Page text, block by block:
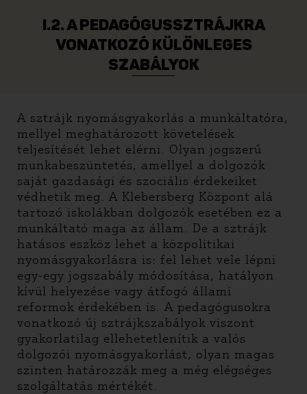
I.2. A PEDAGÓGUSSZTRÁJKRA
VONATKOZÓ KÜLÖNLEGES
SZABÁLYOK
A sztrájk nyomásgyakorlás a munkáltatóra,
mellyel meghatározott követelések
teljesítését lehet elérni. Olyan jogszerű
munkabeszüntetés, amellyel a dolgozók
saját gazdasági és szociális érdekeiket
védhetik meg. A Klebersberg Központ alá
tartozó iskolákban dolgozók esetében ez a
munkáltató maga az állam. De a sztrájk
hatásos eszköz lehet a közpolitikai
nyomásgyakorlásra is: fel lehet vele lépni
egy-egy jogszabály módosítása, hatályon
kívül helyezése vagy átfogó állami
reformok érdekében is. A pedagógusokra
vonatkozó új sztrájkszabályok viszont
gyakorlatilag ellehetetlenítik a valós
dolgozói nyomásgyakorlást, olyan magas
szinten határozzák meg a még elégséges
szolgáltatás mértékét.